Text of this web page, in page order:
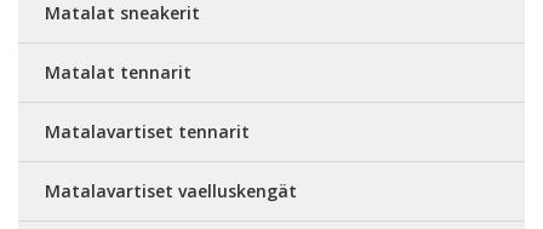
Matalat sneakerit
Matalat tennarit
Matalavartiset tennarit
Matalavartiset vaelluskengät